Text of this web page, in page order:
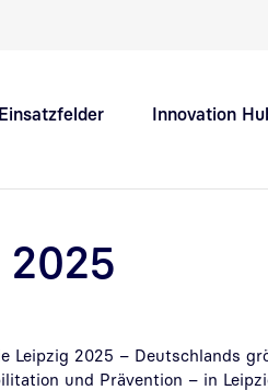
Einsatzfelder Innovation
Karriere
2025
Leipzig 2025 – Deutschlands
und Prävention – in